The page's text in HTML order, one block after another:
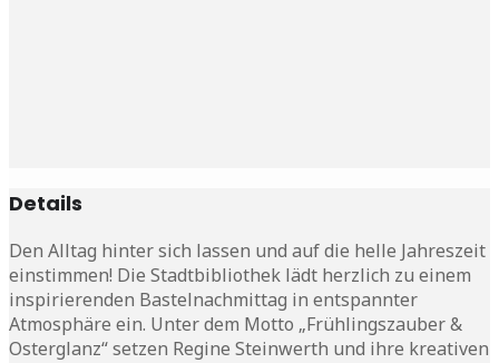
Details
Den Alltag hinter sich lassen und auf die helle Jahreszeit
einstimmen! Die Stadtbibliothek lädt herzlich zu einem
inspirierenden Bastelnachmittag in entspannter
Atmosphäre ein. Unter dem Motto „Frühlingszauber &
Osterglanz“ setzen Regine Steinwerth und ihre kreativen